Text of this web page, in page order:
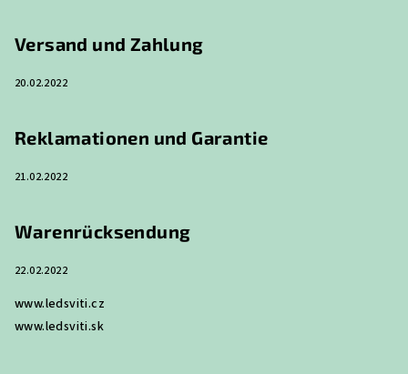
Versand und Zahlung
20.02.2022
Reklamationen und Garantie
21.02.2022
Warenrücksendung
22.02.2022
www.ledsviti.cz
www.ledsviti.sk